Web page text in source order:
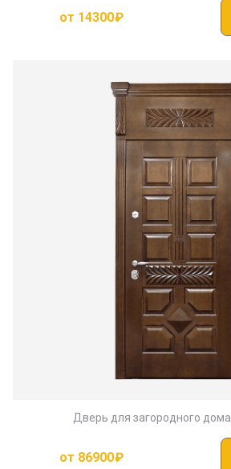
от 14300₽
Дверь для загородного дома
от 86900₽